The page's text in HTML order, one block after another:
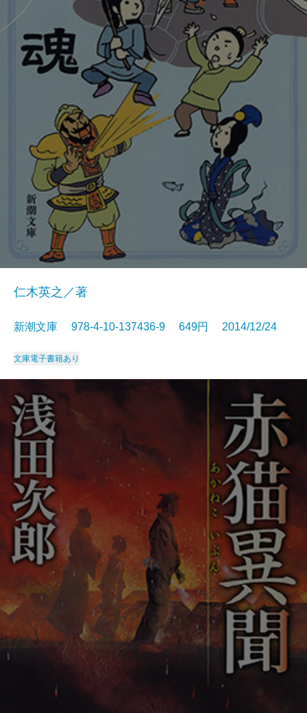
仁木英之／著
新潮文庫 978-4-10-137436-9 649円 2014/12/24
文庫電子書籍あり